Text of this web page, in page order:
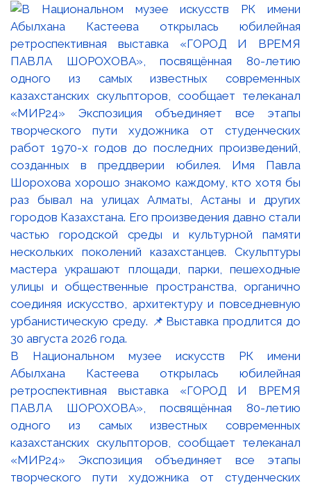
В Национальном музее искусств РК имени
Абылхана Кастеева открылась юбилейная
ретроспективная выставка «ГОРОД И ВРЕМЯ
ПАВЛА ШОРОХОВА», посвящённая 80-летию
одного из самых известных современных
казахстанских скульпторов, сообщает телеканал
«МИР24» Экспозиция объединяет все этапы
творческого пути художника от студенческих